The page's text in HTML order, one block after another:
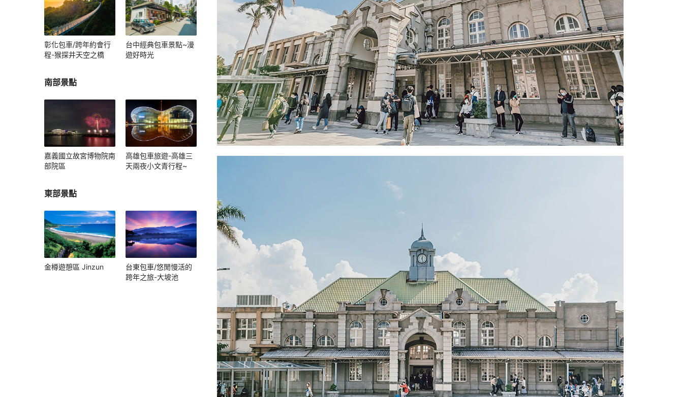
彰化包車/跨年約會行
程-猴探井天空之橋
台中經典包車景點~漫
遊好時光
南部景點
嘉義國立故宮博物院南
部院區
高雄包車旅遊-高雄三
天兩夜小文青行程~
東部景點
金樽遊憩區 Jinzun
台東包車/悠閒慢活的
跨年之旅-大坡池